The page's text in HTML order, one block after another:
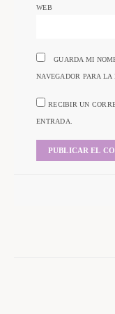
WEB
GUARDA MI
NAVEGADOR PARA LA
RECIBIR UN
ENTRADA.